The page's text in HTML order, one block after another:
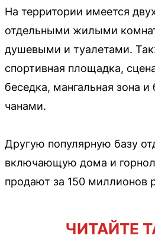
На территории имеется
отдельными жилыми
душевыми и туалетами.
спортивная площадка,
беседка, мангальная зона и
чанами.
Другую популярную базу
включающую дома и
продают за 150 миллионов
ЧИТАЙТЕ